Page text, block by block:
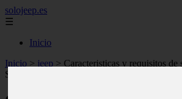
solojeep.es
☰
Inicio
Inicio > jeep > Caracteristicas y requisitos de
Scotiabank Auto + Seguro.